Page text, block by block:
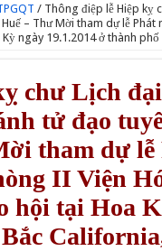
/ Thông điệp lễ Hiệp kỵ
– Thư Mời tham dự lễ
ngày 19.1.2014 ở thành
chư Lịch
tử đạo
tham dự
II Viện
hội tại Hoa